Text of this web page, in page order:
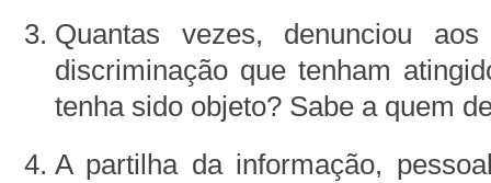
Quantas vezes, denunciou
discriminação que tenham
tenha sido objeto? Sabe a quem
A partilha da informação,